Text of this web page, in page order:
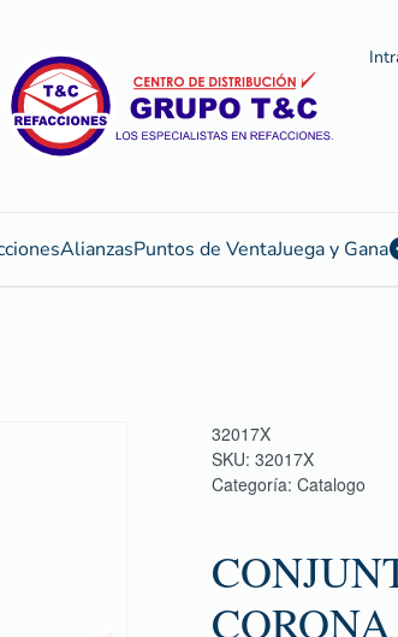
AlianzasPuntos de VentaJuega y Gana
32017X
SKU: 32017X
Categoría: Catalogo